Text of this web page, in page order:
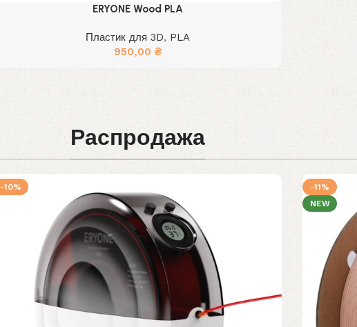
ERYONE Wood PLA
Пластик для 3D, PLA
950,00 ₴
Распродажа
-10%
-11%
NEW